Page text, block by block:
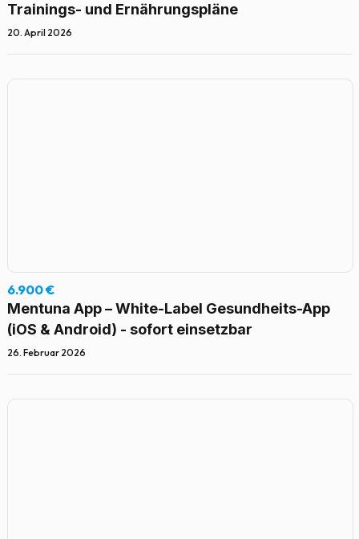
Trainings- und Ernährungspläne
20. April 2026
6.900 €
Mentuna App – White-Label Gesundheits-App
(iOS & Android) - sofort einsetzbar
26. Februar 2026